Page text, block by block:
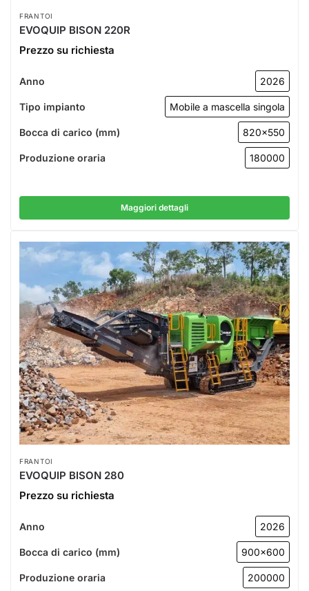
FRANTOI
EVOQUIP BISON 220R
Prezzo su richiesta
Anno 2026
Tipo impianto Mobile a mascella singola
Bocca di carico (mm) 820x550
Produzione oraria 180000
Maggiori dettagli
FRANTOI
EVOQUIP BISON 280
Prezzo su richiesta
Anno 2026
Bocca di carico (mm) 900x600
Produzione oraria 200000